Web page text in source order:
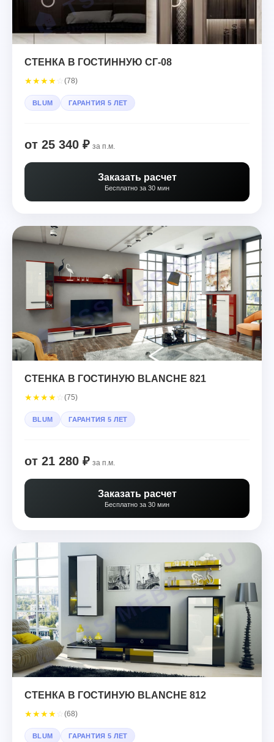
СТЕНКА В ГОСТИННУЮ СГ-08
★★★★ (78)
BLUM ГАРАНТИЯ 5 ЛЕТ
от 25 340 ₽ за п.м.
Заказать расчет
Бесплатно за 30 мин
СТЕНКА В ГОСТИНУЮ BLANCHE 821
★★★★ (75)
BLUM ГАРАНТИЯ 5 ЛЕТ
от 21 280 ₽ за п.м.
Заказать расчет
Бесплатно за 30 мин
СТЕНКА В ГОСТИНУЮ BLANCHE 812
★★★★ (68)
BLUM ГАРАНТИЯ 5 ЛЕТ